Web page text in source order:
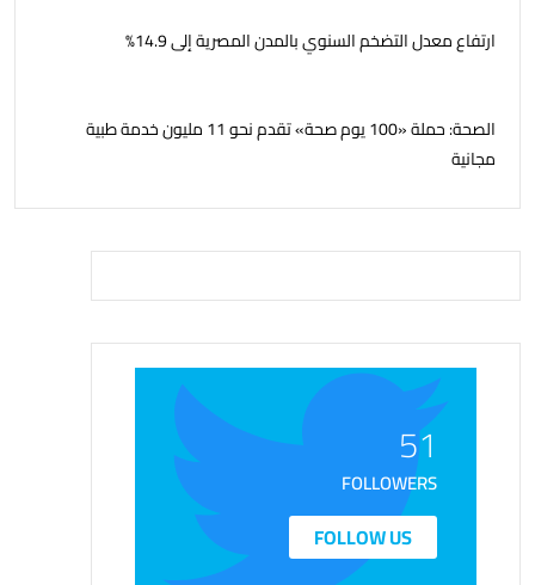
ارتفاع معدل التضخم السنوي بالمدن المصرية إلى 14.9%
الصحة: حملة «100 يوم صحة» تقدم نحو 11 مليون خدمة طبية
مجانية
51
FOLLOWERS
FOLLOW US